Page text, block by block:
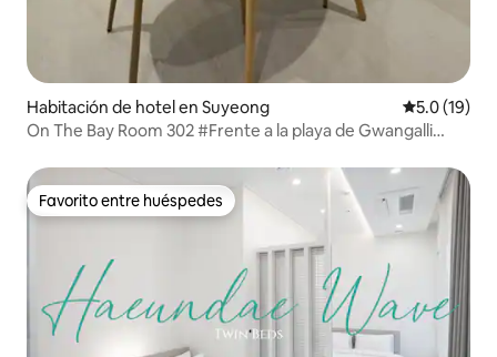
Habitación de hotel en Suyeong Calificación
5.0 (19)
On The Bay Room 302 #Frente a la playa de Gwangalli
playa #Alojamiento de nueva construcción #Puente de
Gwangan
Favorito entre huéspedes
Favorito entre huéspedes